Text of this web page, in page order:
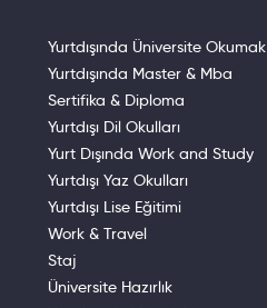
Yurtdışında Üniversite Okumak
Yurtdışında Master & Mba
Sertifika & Diploma
Yurtdışı Dil Okulları
Yurt Dışında Work and Study
Yurtdışı Yaz Okulları
Yurtdışı Lise Eğitimi
Work & Travel
Staj
Üniversite Hazırlık